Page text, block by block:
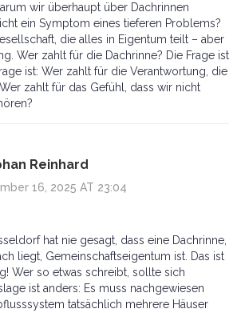
wir überhaupt über Dachrinnen
ein Symptom eines tieferen Problems?
die alles in Eigentum teilt – aber
Wer zahlt für die Dachrinne? Die Frage ist
ist: Wer zahlt für die Verantwortung, die
zahlt für das Gefühl, dass wir nicht
Reinhard
16, 2025 AT 23:04
hat nie gesagt, dass eine Dachrinne,
liegt, Gemeinschaftseigentum ist. Das ist
Wer so etwas schreibt, sollte sich
ist anders: Es muss nachgewiesen
tatsächlich mehrere Häuser